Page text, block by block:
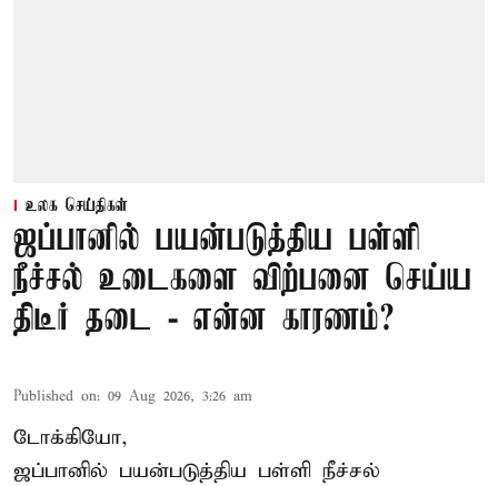
உலக செய்திகள்
ஜப்பானில் பயன்படுத்திய பள்ளி
நீச்சல் உடைகளை விற்பனை செய்ய
திடீர் தடை - என்ன காரணம்?
Published on: 09 Aug 2026, 3:26 am
டோக்கியோ,
ஜப்பானில் பயன்படுத்திய பள்ளி நீச்சல்